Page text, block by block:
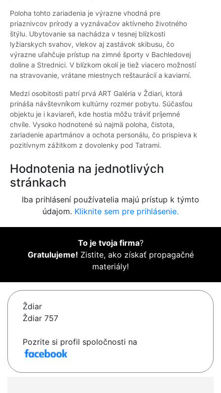
Poloha tohto zariadenia je výrazne vhodná pre
priaznivcov prírody a vyznávačov aktívneho životného
štýlu. Ubytovanie sa nachádza v tesnej blízkosti
lyžiarskych svahov, vlekov aj zastávok skibusu, čo
výrazne uľahčuje prístup na zimné športy v Bachledovej
doline a Strednici. V blízkom okolí je tiež viacero možností
na stravovanie, vrátane miestnych reštaurácií a kaviarní.
Medzi osobitosti patrí prvá ART Galéria v Ždiari, ktorá
prináša návštevníkom kultúrny rozmer pobytu. Súčasťou
objektu je i kaviareň, kde hostia môžu tráviť príjemné
chvíle. Vysoko hodnotené sú najmä poloha, čistota,
zariadenie apartmánov a ochota personálu, čo prispieva k
pozitívnym zážitkom z dovolenky pod Tatrami.
Hodnotenia na jednotlivých
stránkach
Iba prihlásení používatelia majú prístup k týmto
údajom. Kliknite sem pre prihlásenie.
To je tvoja firma?
Gratulujeme! Zistite, ako získať propagačné
materiály!
Ždiar
Ždiar 757
Pozrite si profil spoločnosti na